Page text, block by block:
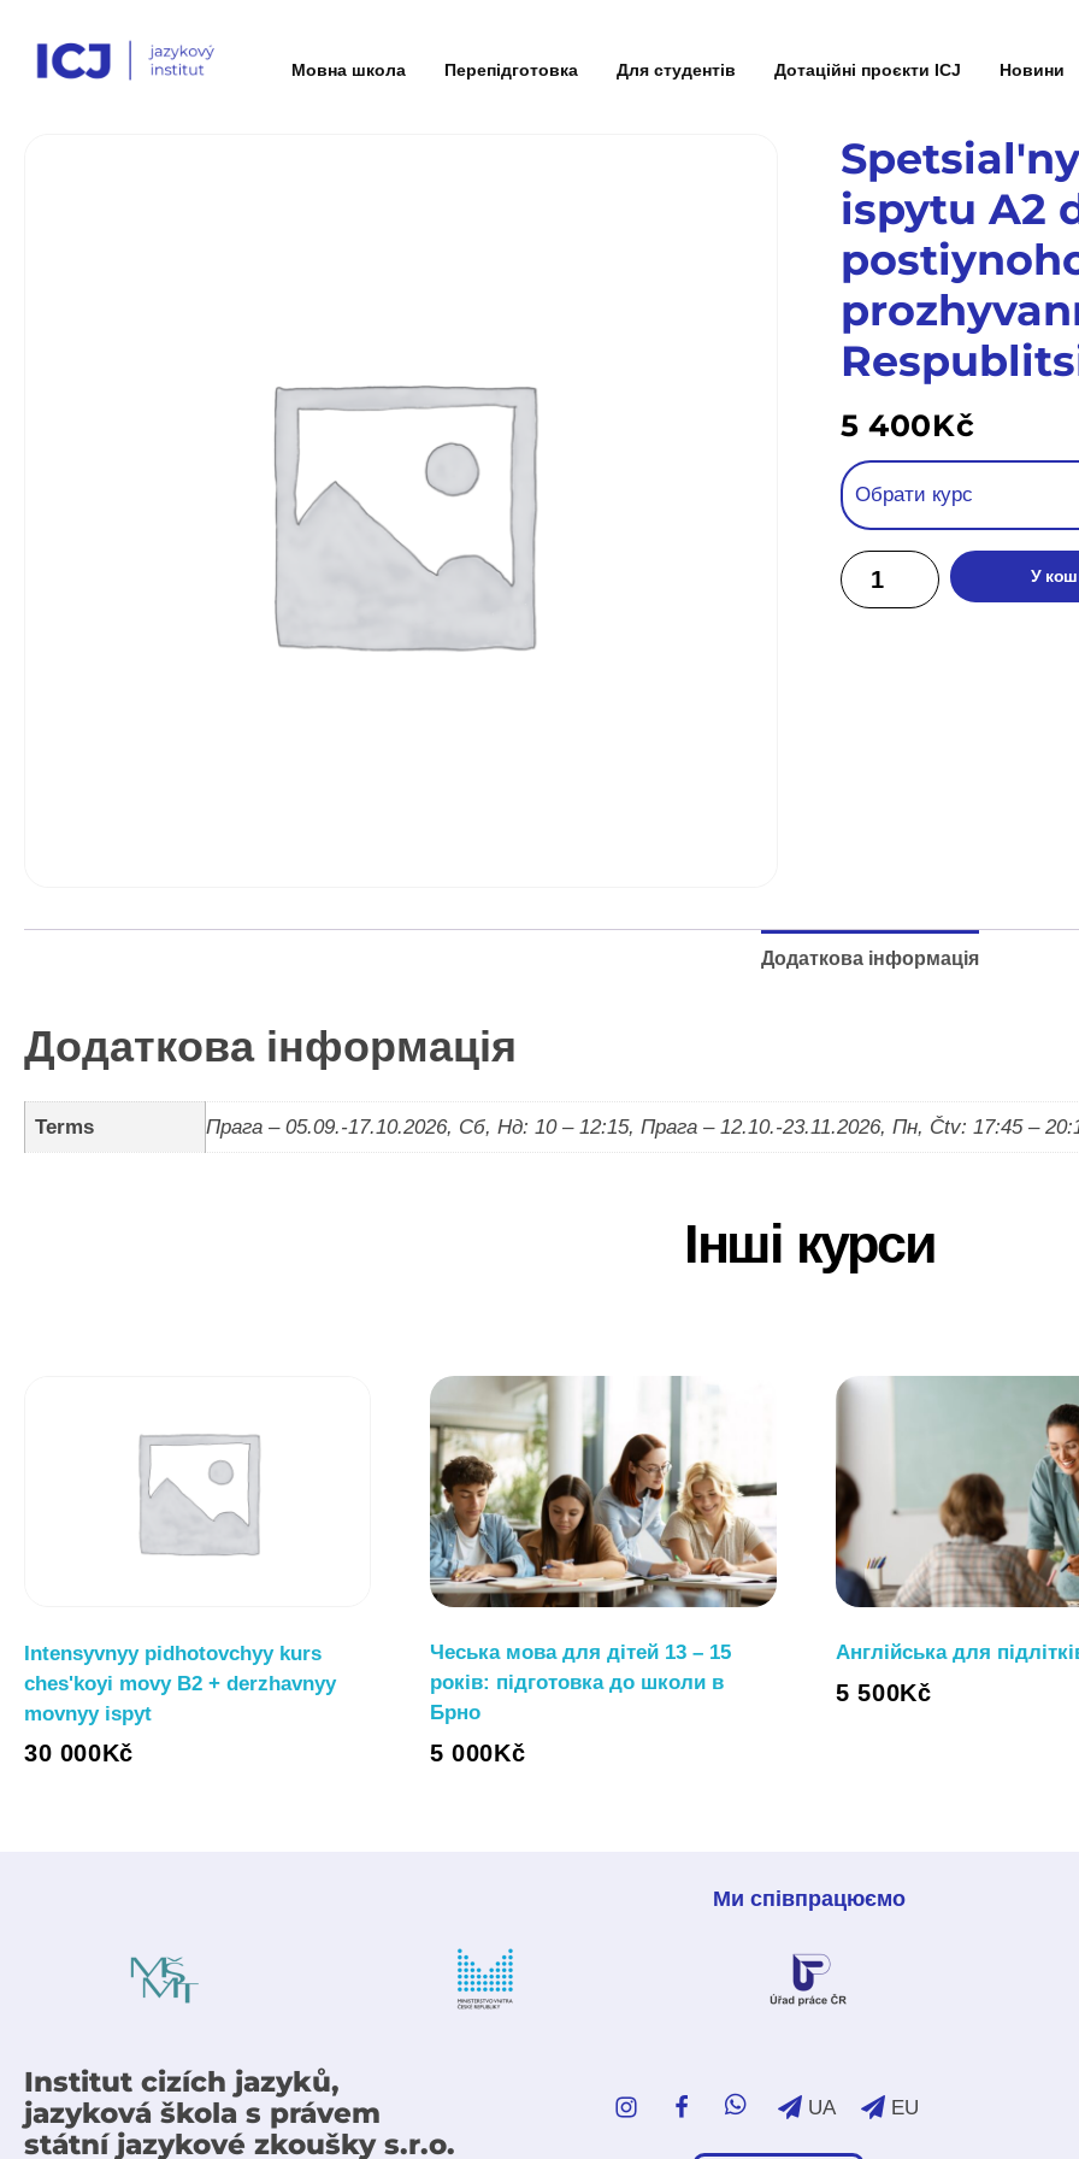
Мовна школа Перепідготовка Для студентів Дотаційні проєкти ICJ Новини
ispytu A2
5 400Kč
У
Додаткова інформація
Додаткова інформація
Terms Прага – 05.09.-17.10.2026, Сб, Нд: 10 – 12:15, Прага – 12.10.-23.11.2026, Пн, Čtv: 17:45 –
Інші курси
Intensyvnyy pidhotovchyy kurs
chesʹkoyi movy B2 + derzhavnyy
movnyy ispyt
30 000Kč
Чеська мова для дітей 13 – 15
років: підготовка до школи в
Брно
5 000Kč
Англійська для
5 500Kč
Ми співпрацюємо
Institut cizích jazyků,
jazyková škola s právem
státní jazykové zkoušky s.r.o.
UA EU